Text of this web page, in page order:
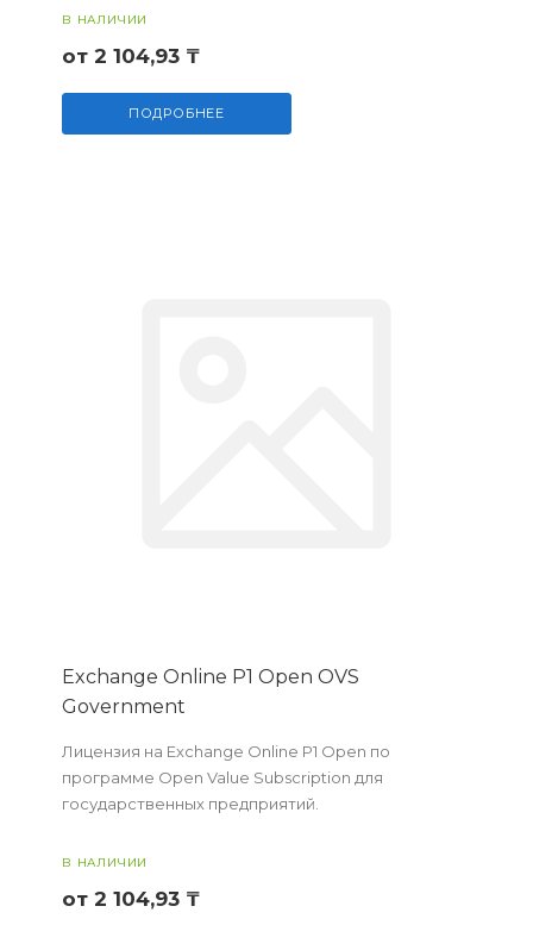
В НАЛИЧИИ
от 2 104,93 ₸
ПОДРОБНЕЕ
Exchange Online P1 Open OVS
Government
Лицензия на Exchange Online P1 Open по
программе Open Value Subscription для
государственных предприятий.
В НАЛИЧИИ
от 2 104,93 ₸